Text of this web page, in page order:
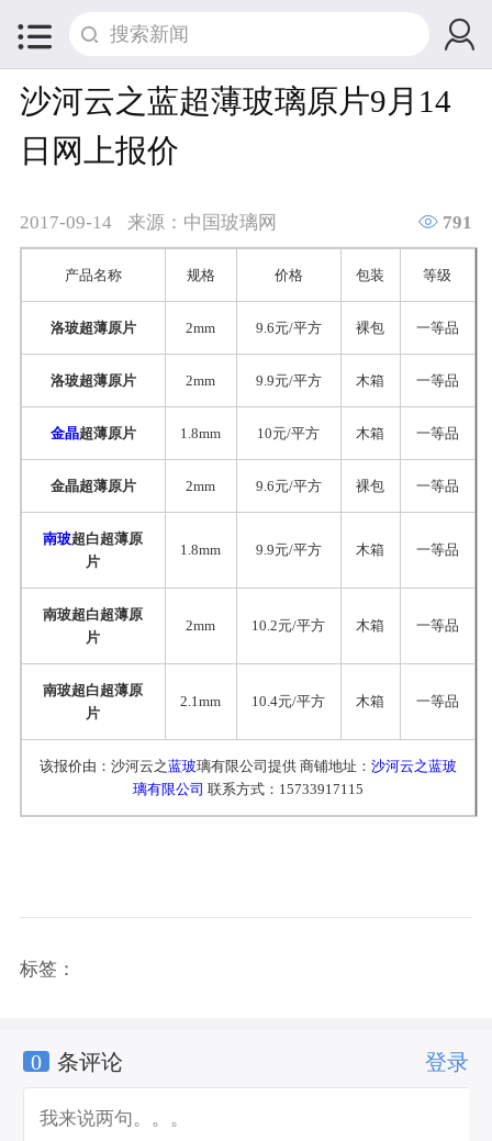
 
沙河云之蓝超薄玻璃原片9月14
日网上报价
2017-09-14 来源：中国玻璃网  791
产品名称 规格 价格 包装 等级
洛玻超薄原片 2mm 9.6元/平方 裸包 一等品
洛玻超薄原片 2mm 9.9元/平方 木箱 一等品
金晶超薄原片 1.8mm 10元/平方 木箱 一等品
金晶超薄原片 2mm 9.6元/平方 裸包 一等品
南玻超白超薄原
片
1.8mm 9.9元/平方 木箱 一等品
南玻超白超薄原
片
2mm 10.2元/平方 木箱 一等品
南玻超白超薄原
片
2.1mm 10.4元/平方 木箱 一等品
该报价由：沙河云之蓝玻璃有限公司提供 商铺地址： 沙河云之蓝玻
璃有限公司 联系方式：15733917115
标签：
0 条评论 登录